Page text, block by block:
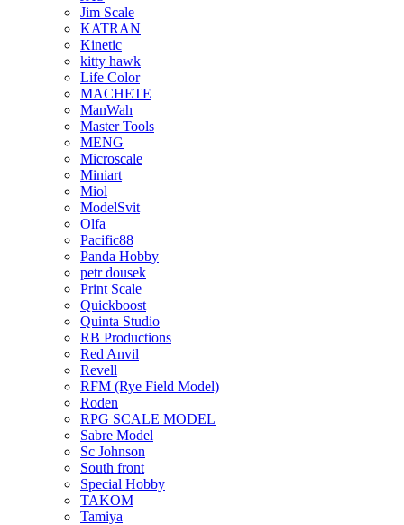
Jim Scale
KATRAN
Kinetic
kitty hawk
Life Color
MACHETE
ManWah
Master Tools
MENG
Microscale
Miniart
Miol
ModelSvit
Olfa
Pacific88
Panda Hobby
petr dousek
Print Scale
Quickboost
Quinta Studio
RB Productions
Red Anvil
Revell
RFM (Rye Field Model)
Roden
RPG SCALE MODEL
Sabre Model
Sc Johnson
South front
Special Hobby
TAKOM
Tamiya